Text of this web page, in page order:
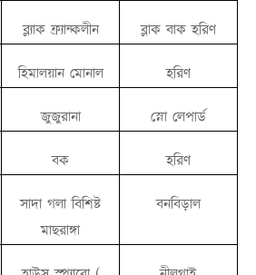
ব্ল্যাক ফ্র্যান্কলীন ব্লাক বাক হরিণ
হিমালয়ান মোনাল হরিণ
জুজুরানা স্নো লেপার্ড
বক হরিণ
সাদা গলা বিশিষ্ট
মাছরাঙ্গা
বনবিড়াল